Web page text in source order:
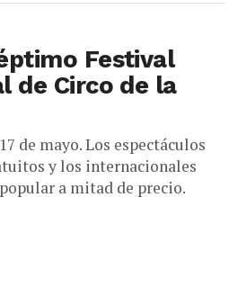
Festival
de Circo de la
de mayo. Los espectáculos
y los internacionales
a mitad de precio.